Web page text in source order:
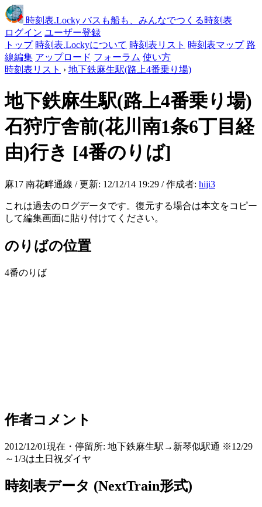
時刻表.Locky バスも船も、みんなでつくる時刻表
ログイン ユーザー登録
トップ 時刻表.Lockyについて 時刻表リスト 時刻表マップ 路
線編集 アップロード フォーラム 使い方
時刻表リスト › 地下鉄麻生駅(路上4番乗り場)
地下鉄麻生駅(路上4番乗り場)
石狩庁舎前(花川南1条6丁目経
由)行き [4番のりば]
麻17 南花畔通線 / 更新: 12/12/14 19:29 / 作成者: hiji3
これは過去のログデータです。復元する場合は本文をコピー
して編集画面に貼り付けてください。
のりばの位置
4番のりば
作者コメント
2012/12/01現在・停留所: 地下鉄麻生駅→新琴似駅通 ※12/29
～1/3は土日祝ダイヤ
時刻表データ (NextTrain形式)